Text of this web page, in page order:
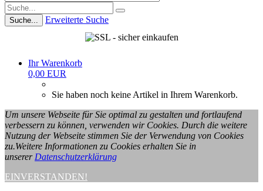
Suche... Erweiterte Suche
Ihr Warenkorb
0,00 EUR
Sie haben noch keine Artikel in Ihrem Warenkorb.
Um unsere Webseite für Sie optimal zu gestalten und fortlaufend
verbessern zu können, verwenden wir Cookies. Durch die weitere
Nutzung der Webseite stimmen Sie der Verwendung von Cookies
zu.Weitere Informationen zu Cookies erhalten Sie in
unserer Datenschutzerklärung
EINVERSTANDEN!